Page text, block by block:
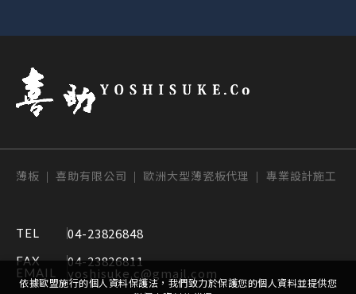
薄板 | 喜助有限公司 | 歐洲大型薄瓷板代理 | 專業設計施工
TEL 04-23826848
FAX 04-23826811
EMAIL yoshisuke.c@gmail.com
依據歐盟施行的個人資料保護法，我們致力於保護您的個人資料並提供您